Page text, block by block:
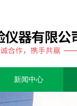
新闻中心